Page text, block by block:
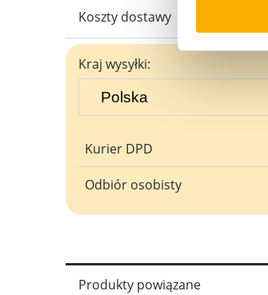
Koszty dostawy
Kraj wysyłki:
Kurier DPD
Odbiór osobisty
Produkty powiązane